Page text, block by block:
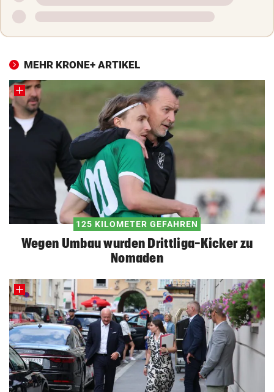
MEHR KRONE+ ARTIKEL
125 KILOMETER GEFAHREN
Wegen Umbau wurden Drittliga-Kicker zu
Nomaden